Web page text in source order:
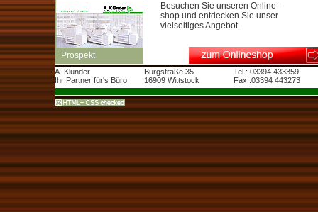
Prospekt
Besuchen Sie unseren Online-
shop und entdecken Sie unser
vielseitiges Angebot.
A. Klünder
Ihr Partner für's Büro
Burgstraße 35
16909 Wittstock
Tel.: 03394 433359
Fax.:03394 443273